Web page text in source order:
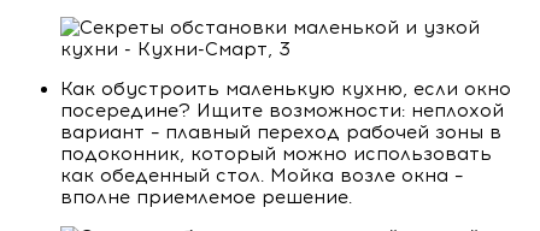
Как обустроить маленькую кухню, если окно
посередине? Ищите возможности: неплохой
вариант – плавный переход рабочей зоны в
подоконник, который можно использовать
как обеденный стол. Мойка возле окна –
вполне приемлемое решение.